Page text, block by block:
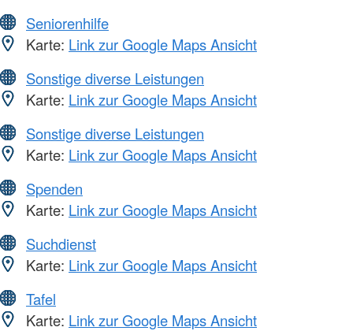
Seniorenhilfe
Karte: Link zur Google Maps Ansicht
Sonstige diverse Leistungen
Karte: Link zur Google Maps Ansicht
Sonstige diverse Leistungen
Karte: Link zur Google Maps Ansicht
Spenden
Karte: Link zur Google Maps Ansicht
Suchdienst
Karte: Link zur Google Maps Ansicht
Tafel
Karte: Link zur Google Maps Ansicht